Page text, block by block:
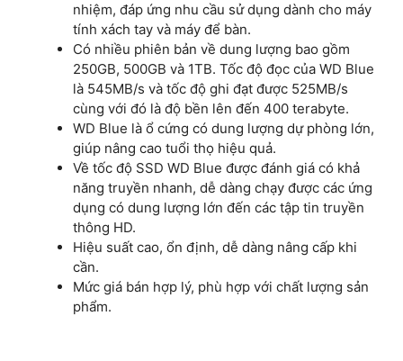
nhiệm, đáp ứng nhu cầu sử dụng dành cho máy
tính xách tay và máy để bàn.
Có nhiều phiên bản về dung lượng bao gồm
250GB, 500GB và 1TB. Tốc độ đọc của WD Blue
là 545MB/s và tốc độ ghi đạt được 525MB/s
cùng với đó là độ bền lên đến 400 terabyte.
WD Blue là ổ cứng có dung lượng dự phòng lớn,
giúp nâng cao tuổi thọ hiệu quả.
Về tốc độ SSD WD Blue được đánh giá có khả
năng truyền nhanh, dễ dàng chạy được các ứng
dụng có dung lượng lớn đến các tập tin truyền
thông HD.
Hiệu suất cao, ổn định, dễ dàng nâng cấp khi
cần.
Mức giá bán hợp lý, phù hợp với chất lượng sản
phẩm.